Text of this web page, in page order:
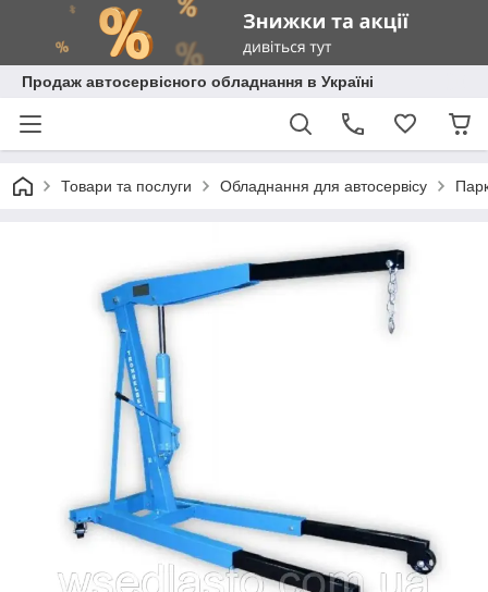
Продаж автосервісного обладнання в Україні
Товари та послуги Обладнання для автосервісу